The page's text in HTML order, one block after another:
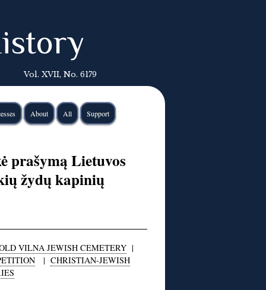
Vol. XVII, No. 6179
About All Support
prašymą Lietuvos
žydų kapinių
VILNA JEWISH CEMETERY|
| CHRISTIAN-JEWISH